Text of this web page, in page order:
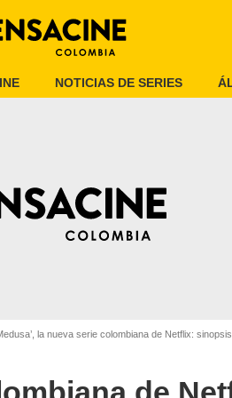
NOTICIAS DE SERIES
la nueva serie colombiana de Netflix: